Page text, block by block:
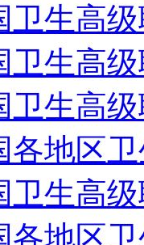
卫生高
卫生高
卫生高
各地区
卫生高
各地区